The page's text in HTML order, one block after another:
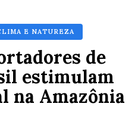
E NATUREZA
de
estimulam
na Amazônia